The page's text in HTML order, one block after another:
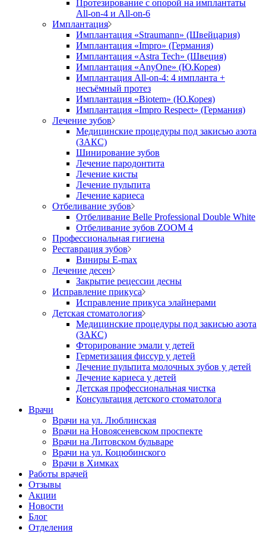
Протезирование с опорой на имплантаты
All-on-4 и All-on-6
Имплантация
Имплантация «Straumann» (Швейцария)
Имплантация «Impro» (Германия)
Имплантация «Astra Tech» (Швеция)
Имплантация «AnyOne» (Ю.Корея)
Имплантация All-on-4: 4 импланта +
несъёмный протез
Имплантация «Biotem» (Ю.Корея)
Имплантация «Impro Respect» (Германия)
Лечение зубов
Медицинские процедуры под закисью азота
(ЗАКС)
Шинирование зубов
Лечение пародонтита
Лечение кисты
Лечение пульпита
Лечение кариеса
Отбеливание зубов
Отбеливание Belle Professional Double White
Отбеливание зубов ZOOM 4
Профессиональная гигиена
Реставрация зубов
Виниры E-max
Лечение десен
Закрытие рецессии десны
Исправление прикуса
Исправление прикуса элайнерами
Детская стоматология
Медицинские процедуры под закисью азота
(ЗАКС)
Фторирование эмали у детей
Герметизация фиссур у детей
Лечение пульпита молочных зубов у детей
Лечение кариеса у детей
Детская профессиональная чистка
Консультация детского стоматолога
Врачи
Врачи на ул. Люблинская
Врачи на Новоясеневском проспекте
Врачи на Литовском бульваре
Врачи на ул. Коцюбинского
Врачи в Химках
Работы врачей
Отзывы
Акции
Новости
Блог
Отделения